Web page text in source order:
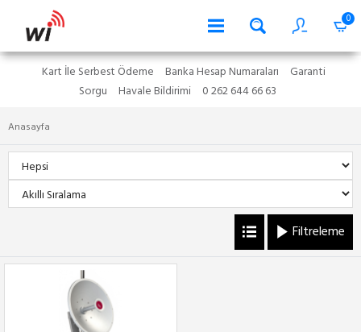
0
Kart İle Serbest Ödeme Banka Hesap Numaraları
Garanti
Sorgu
Havale Bildirimi 0 262 644 66 63
Anasayfa
Filtreleme